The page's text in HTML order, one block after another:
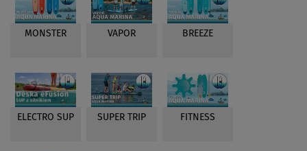
MONSTER VAPOR BREEZE
ELECTRO SUP SUPER TRIP FITNESS